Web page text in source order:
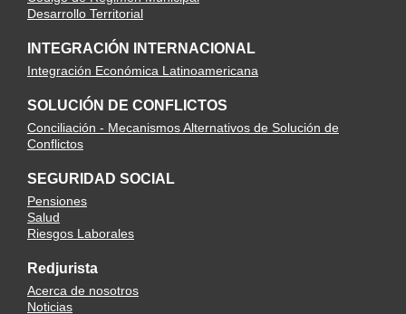
Desarrollo Territorial
INTEGRACIÓN INTERNACIONAL
Integración Económica Latinoamericana
SOLUCIÓN DE CONFLICTOS
Conciliación - Mecanismos Alternativos de Solución de
Conflictos
SEGURIDAD SOCIAL
Pensiones
Salud
Riesgos Laborales
Redjurista
Acerca de nosotros
Noticias